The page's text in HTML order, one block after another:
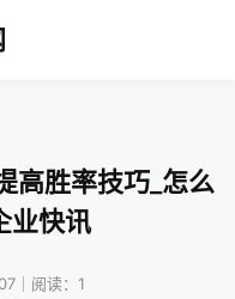
高胜率技巧_怎么
业快讯
｜阅读：1